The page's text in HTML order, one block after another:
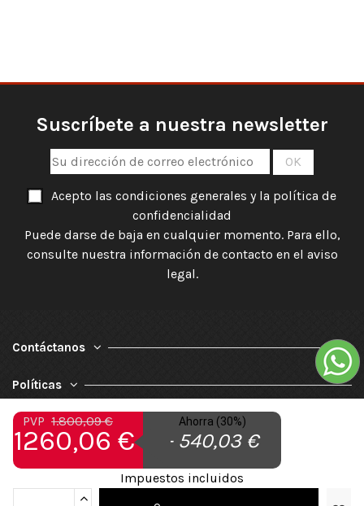
PVP 1.800,09 €
1260,06 €
Ahorra (30%)
- 540,03 €
Impuestos incluidos
Suscríbete a nuestra newsletter
Acepto las condiciones generales y la política de
confidencialidad
Puede darse de baja en cualquier momento. Para ello,
consulte nuestra información de contacto en el aviso
legal.
Contáctanos
Políticas
Nuestra Empresa